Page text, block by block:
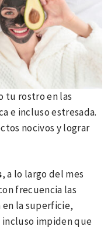
tu rostro en las
e incluso estresada.
nocivos y lograr
, a lo largo del mes
frecuencia las
en la superficie,
incluso impiden que